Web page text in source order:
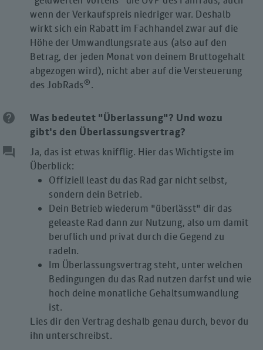
wenn der Verkaufspreis niedriger war. Deshalb
wirkt sich ein Rabatt im Fachhandel zwar auf die
Höhe der Umwandlungsrate aus (also auf den
Betrag, der jeden Monat von deinem Bruttogehalt
abgezogen wird), nicht aber auf die Versteuerung
des JobRads®.
help
Was bedeutet "Überlassung"? Und wozu
gibt's den Überlassungsvertrag?
question_answer
Ja, das ist etwas knifflig. Hier das Wichtigste im
Überblick:
Offiziell least du das Rad gar nicht selbst,
sondern dein Betrieb.
Dein Betrieb wiederum "überlässt" dir das
geleaste Rad dann zur Nutzung, also um damit
beruflich und privat durch die Gegend zu
radeln.
Im Überlassungsvertrag steht, unter welchen
Bedingungen du das Rad nutzen darfst und wie
hoch deine monatliche Gehaltsumwandlung
ist.
Lies dir den Vertrag deshalb genau durch, bevor du
ihn unterschreibst.